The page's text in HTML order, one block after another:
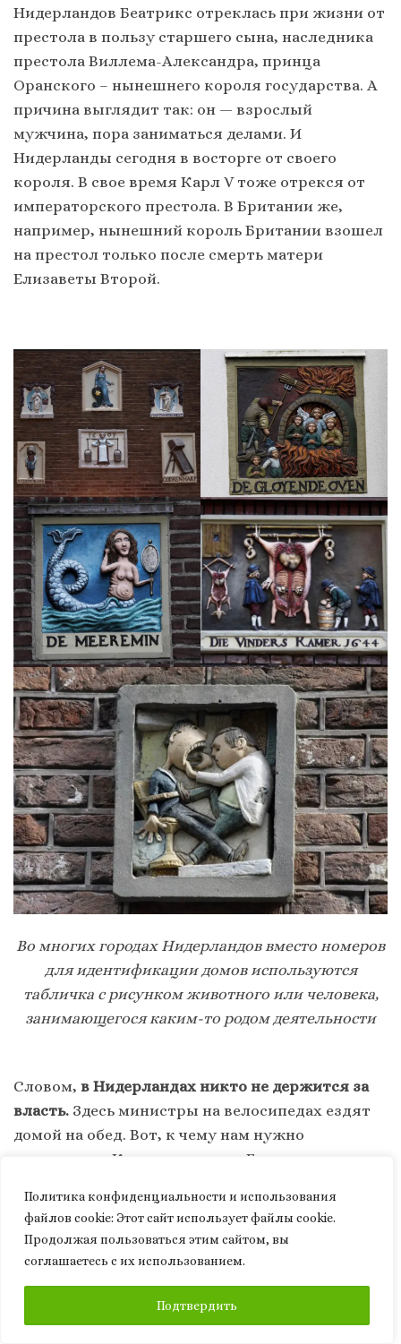
Политика конфиденциальности и использования
файлов сookie: Этот сайт использует файлы cookie.
Продолжая пользоваться этим сайтом, вы
соглашаетесь с их использованием.
Подтвердить
Нидерландов Беатрикс отреклась при жизни от
престола в пользу старшего сына, наследника
престола Виллема-Александра, принца
Оранского – нынешнего короля государства. А
причина выглядит так: он — взрослый
мужчина, пора заниматься делами. И
Нидерланды сегодня в восторге от своего
короля. В свое время Карл V тоже отрекся от
императорского престола. В Британии же,
например, нынешний король Британии взошел
на престол только после смерть матери
Елизаветы Второй.
Во многих городах Нидерландов вместо номеров
для идентификации домов используются
табличка с рисунком животного или человека,
занимающегося каким-то родом деятельности
Словом, в Нидерландах никто не держится за
власть. Здесь министры на велосипедах ездят
домой на обед. Вот, к чему нам нужно
стремиться. К позиции стран Бенилюкса
Бельгия, например, все же не так
притягательна как Нидерланды. Причем, эта
страна не сразу раскрывается перед
отмечать ее преимущества в мелочах. Многие
продукты тут лучше, чем во всех странах